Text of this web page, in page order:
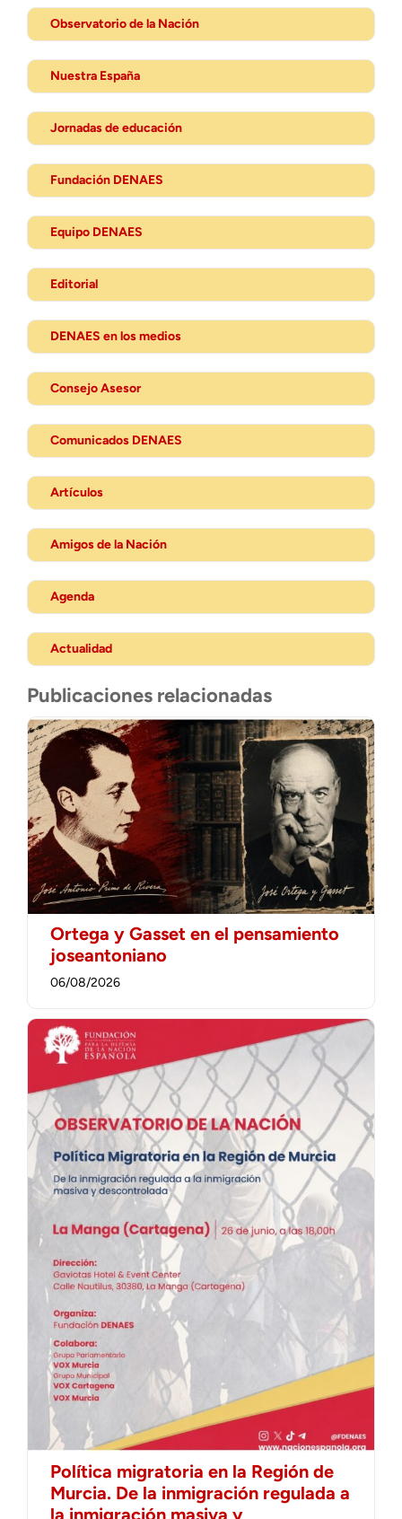
Observatorio de la Nación
Nuestra España
Jornadas de educación
Fundación DENAES
Equipo DENAES
Editorial
DENAES en los medios
Consejo Asesor
Comunicados DENAES
Artículos
Amigos de la Nación
Agenda
Actualidad
Publicaciones relacionadas
Ortega y Gasset en el pensamiento
joseantoniano
06/08/2026
Política migratoria en la Región de
Murcia. De la inmigración regulada a
la inmigración masiva y